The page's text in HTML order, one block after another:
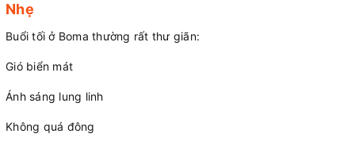
Nhẹ
Buổi tối ở Boma thường rất thư giãn:
Gió biển mát
Ánh sáng lung linh
Không quá đông